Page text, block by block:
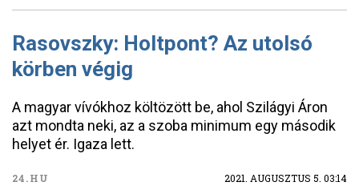
Rasovszky: Holtpont? Az utolsó
körben végig
A magyar vívókhoz költözött be, ahol Szilágyi Áron
azt mondta neki, az a szoba minimum egy második
helyet ér. Igaza lett.
24.HU 2021. AUGUSZTUS 5. 03:14